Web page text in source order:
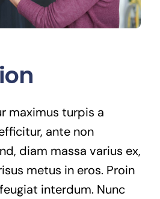
maximus turpis a
ante non
diam massa varius ex,
metus in eros. Proin
interdum. Nunc